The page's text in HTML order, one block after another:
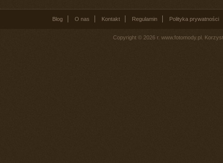
Blog O nas Kontakt Regulamin Polityka prywatności
Copyright © 2026 r. www.fotomody.pl.